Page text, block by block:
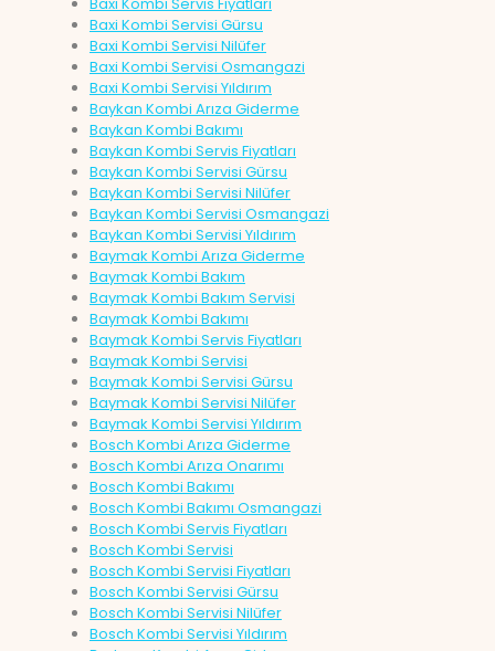
Baxi Kombi Servis Fiyatları
Baxi Kombi Servisi Gürsu
Baxi Kombi Servisi Nilüfer
Baxi Kombi Servisi Osmangazi
Baxi Kombi Servisi Yıldırım
Baykan Kombi Arıza Giderme
Baykan Kombi Bakımı
Baykan Kombi Servis Fiyatları
Baykan Kombi Servisi Gürsu
Baykan Kombi Servisi Nilüfer
Baykan Kombi Servisi Osmangazi
Baykan Kombi Servisi Yıldırım
Baymak Kombi Arıza Giderme
Baymak Kombi Bakım
Baymak Kombi Bakım Servisi
Baymak Kombi Bakımı
Baymak Kombi Servis Fiyatları
Baymak Kombi Servisi
Baymak Kombi Servisi Gürsu
Baymak Kombi Servisi Nilüfer
Baymak Kombi Servisi Yıldırım
Bosch Kombi Arıza Giderme
Bosch Kombi Arıza Onarımı
Bosch Kombi Bakımı
Bosch Kombi Bakımı Osmangazi
Bosch Kombi Servis Fiyatları
Bosch Kombi Servisi
Bosch Kombi Servisi Fiyatları
Bosch Kombi Servisi Gürsu
Bosch Kombi Servisi Nilüfer
Bosch Kombi Servisi Yıldırım